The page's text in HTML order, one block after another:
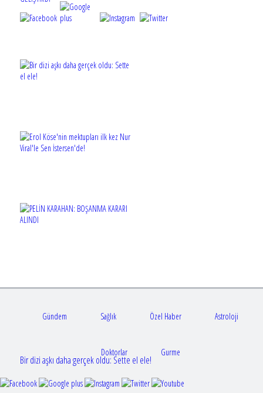
Bir dizi aşkı daha gerçek oldu: Sette el ele!
Gündem Sağlık Özel Haber Astroloji
Doktorlar Gurme